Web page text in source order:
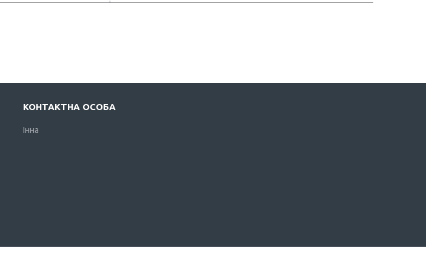
Інна